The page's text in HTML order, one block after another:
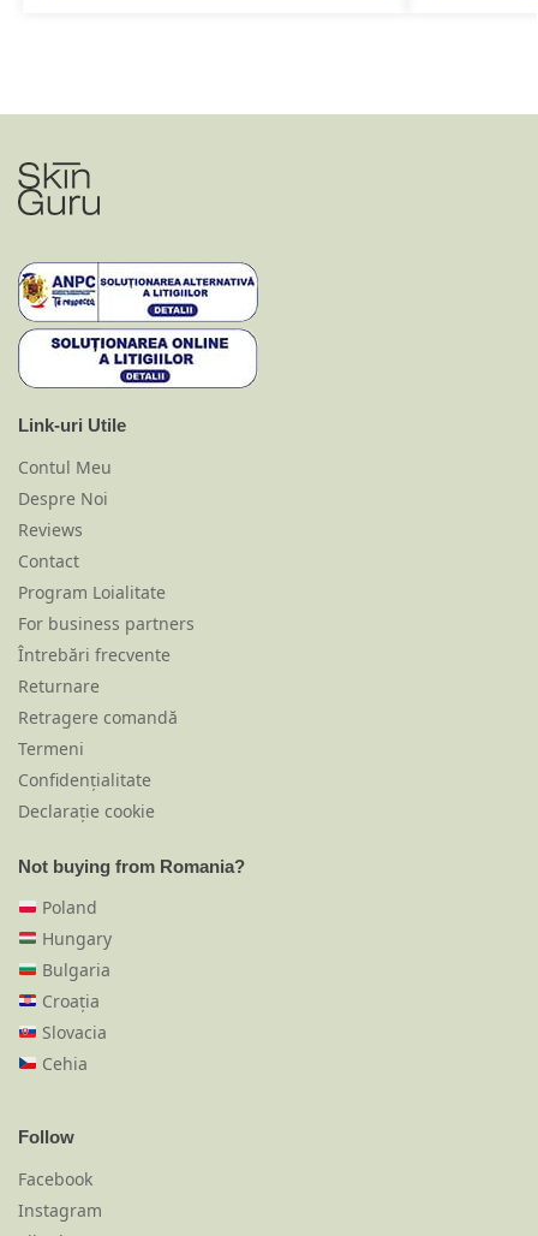
Link-uri Utile
Contul Meu
Despre Noi
Reviews
Contact
Program Loialitate
For business partners
Întrebări frecvente
Returnare
Retragere comandă
Termeni
Confidențialitate
Declarație cookie
Not buying from Romania?
Poland
Hungary
Bulgaria
Croația
Slovacia
Cehia
Follow
Facebook
Instagram